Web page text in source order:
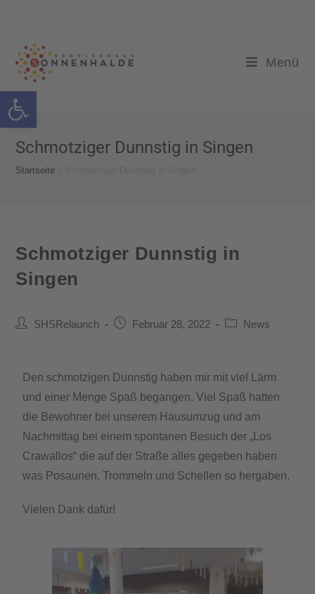
Werkzeugleiste öffnen
Menü
Schmotziger Dunnstig in Singen
Startseite
Schmotziger Dunnstig in
Singen
SHSRelaunch Februar 28, 2022 News
Den schmotzigen Dunnstig haben mir mit viel Lärm
und einer Menge Spaß begangen. Viel Spaß hatten
die Bewohner bei unserem Hausumzug und am
Nachmittag bei einem spontanen Besuch der „Los
Crawallos“ die auf der Straße alles gegeben haben
was Posaunen, Trommeln und Schellen so hergaben.
Vielen Dank dafür!